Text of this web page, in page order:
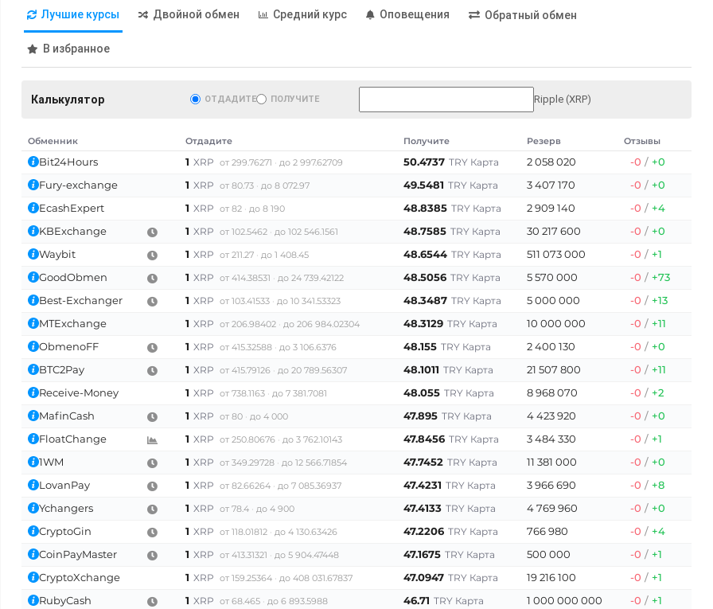
Лучшие курсы Двойной обмен Средний курс Оповещения Обратный обмен
В избранное
Калькулятор ОТДАДИТЕ ПОЛУЧИТЕ Ripple (XRP)
Обменник Отдадите Получите Резерв Отзывы
Bit24Hours 1 XRP от 299.76271 до 2 997.62709 50.4737 TRY Карта 2 058 020 -0 / +0
Fury-exchange
1 XRP от 80.73 до 8 072.97 49.5481 TRY Карта 3 407 170 -0 / +0
EcashExpert
1 XRP от 82 до 8 190 48.8385 TRY Карта 2 909 140 -0 / +4
KBExchange
1 XRP от 102.5462 до 102 546.1561 48.7585 TRY Карта 30 217 600 -0 / +0
Waybit
1 XRP от 211.27 до 1 408.45 48.6544 TRY Карта 511 073 000 -0 / +1
GoodObmen
1 XRP от 414.38531 до 24 739.42122 48.5056 TRY Карта 5 570 000 -0 / +73
Best-Exchanger
1 XRP от 103.41533 до 10 341.53323 48.3487 TRY Карта 5 000 000 -0 / +13
MTExchange
1 XRP от 206.98402 до 206 984.02304 48.3129 TRY Карта 10 000 000 -0 / +11
ObmenoFF
1 XRP от 415.32588 до 3 106.6376 48.155 TRY Карта 2 400 130 -0 / +0
BTC2Pay
1 XRP от 415.79126 до 20 789.56307 48.1011 TRY Карта 21 507 800 -0 / +11
Receive-Money
1 XRP от 738.1163 до 7 381.7081 48.055 TRY Карта 8 968 070 -0 / +2
MafinCash
1 XRP от 80 до 4 000 47.895 TRY Карта 4 423 920 -0 / +0
FloatChange
1 XRP от 250.80676 до 3 762.10143 47.8456 TRY Карта 3 484 330 -0 / +1
1WM
1 XRP от 349.29728 до 12 566.71854 47.7452 TRY Карта 11 381 000 -0 / +0
LovanPay
1 XRP от 82.66264 до 7 085.36937 47.4231 TRY Карта 3 966 690 -0 / +8
Ychangers
1 XRP от 78.4 до 4 900 47.4133 TRY Карта 4 769 960 -0 / +0
CryptoGin
1 XRP от 118.01812 до 4 130.63426 47.2206 TRY Карта 766 980 -0 / +4
CoinPayMaster
1 XRP от 413.31321 до 5 904.47448 47.1675 TRY Карта 500 000 -0 / +1
CryptoXchange
1 XRP от 159.25364 до 408 031.67837 47.0947 TRY Карта 19 216 100 -0 / +1
RubyCash
1 XRP от 68.465 до 6 893.5988 46.71 TRY Карта 1 000 000 000 -0 / +1